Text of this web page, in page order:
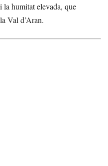
la humitat elevada, que
Val d’Aran.